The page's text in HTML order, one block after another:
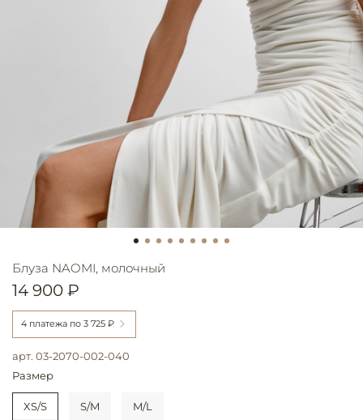
арт. 03-2070-002-040
Блуза NAOMI, молочный
14 900 ₽
4 платежа по 3 725 ₽
Размер
XS/S S/M M/L